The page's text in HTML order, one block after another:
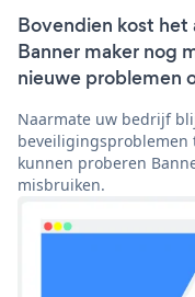
Bovendien kost het
Banner maker nog
nieuwe problemen
Naarmate uw bedrijf
beveiligingsproblemen
kunnen proberen
misbruiken.